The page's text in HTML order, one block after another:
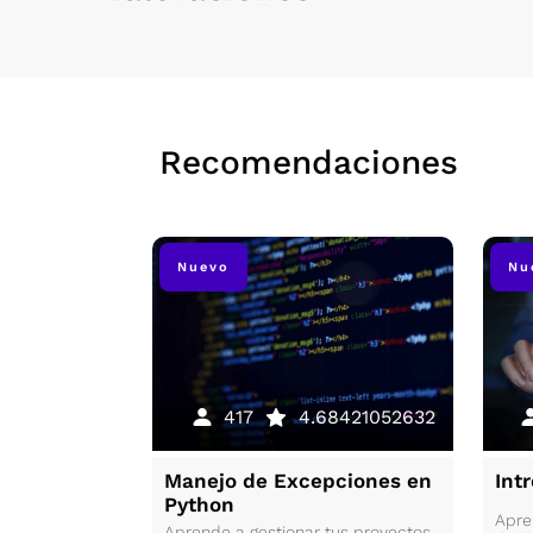
Recomendaciones
Nuevo
417 4.68421052632
Manejo de Excepciones en
Python